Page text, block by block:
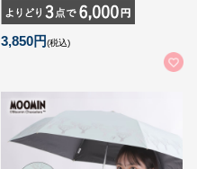
3,850円(税込)